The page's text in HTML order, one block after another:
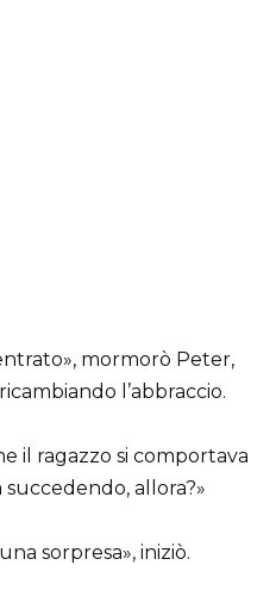
mormorò Peter,
l’abbraccio.
il ragazzo si comportava
succedendo, allora?»
sorpresa», iniziò.